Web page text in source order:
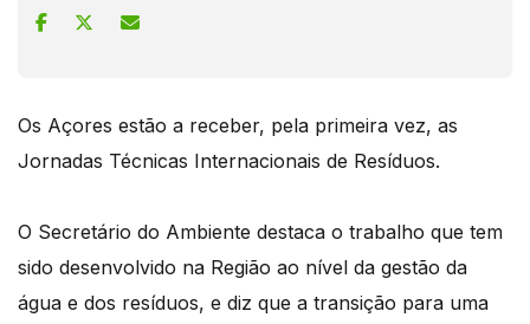
Os Açores estão a receber, pela primeira vez, as
Jornadas Técnicas Internacionais de Resíduos.
O Secretário do Ambiente destaca o trabalho que tem
sido desenvolvido na Região ao nível da gestão da
água e dos resíduos, e diz que a transição para uma